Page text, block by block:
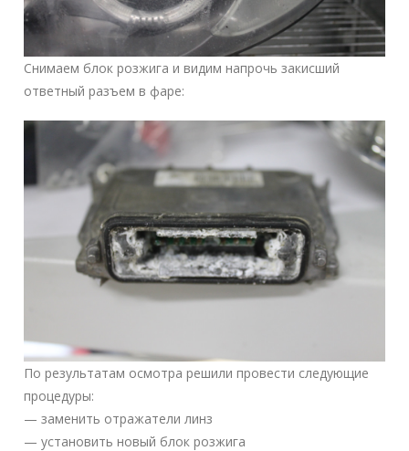
Снимаем блок розжига и видим напрочь закисший
ответный разъем в фаре:
По результатам осмотра решили провести следующие
процедуры:
— заменить отражатели линз
— установить новый блок розжига